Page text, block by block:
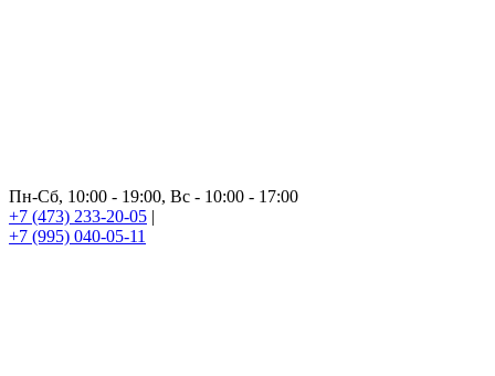
Пн-Сб, 10:00 - 19:00, Вс - 10:00 - 17:00
+7 (473) 233-20-05 |
+7 (995) 040-05-11